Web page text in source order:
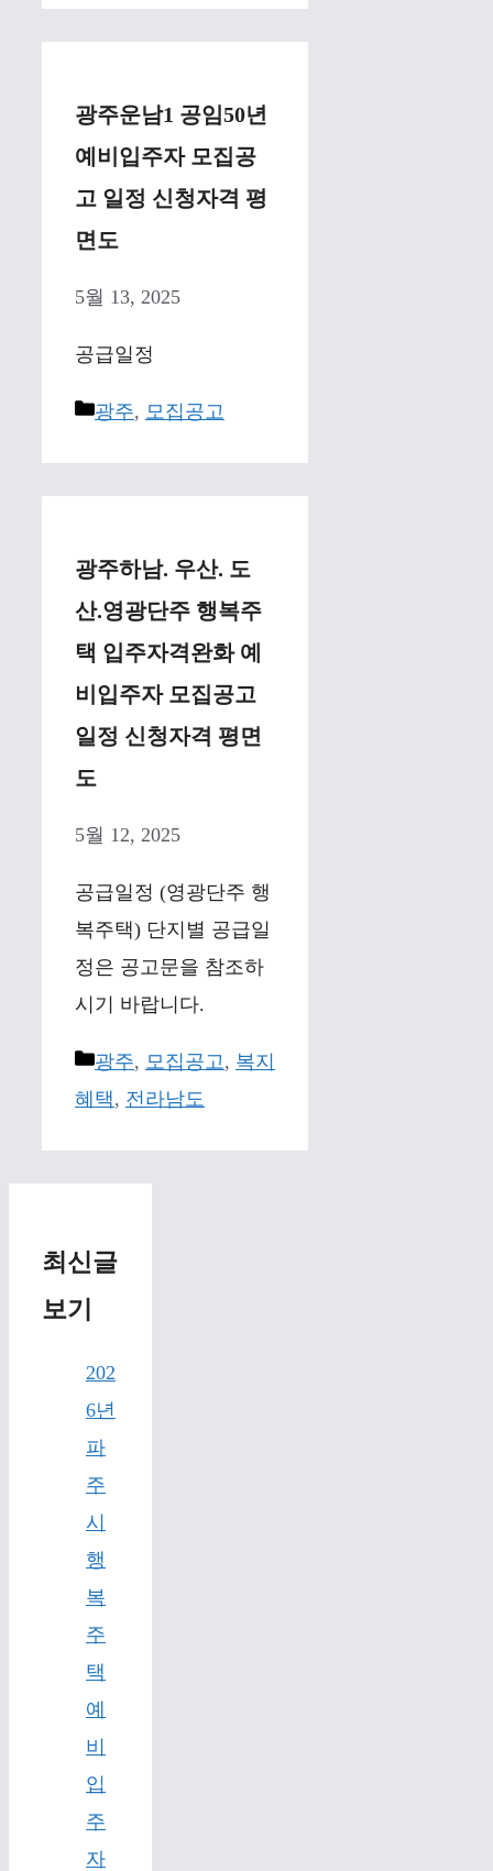
광주운남1 공임50년
예비입주자 모집공
고 일정 신청자격 평
면도
5월 13, 2025
공급일정
Categories
광주, 모집공고
광주하남. 우산. 도
산.영광단주 행복주
택 입주자격완화 예
비입주자 모집공고
일정 신청자격 평면
도
5월 12, 2025
공급일정 (영광단주 행
복주택) 단지별 공급일
정은 공고문을 참조하
시기 바랍니다.
Categories
광주, 모집공고, 복지
혜택, 전라남도
최신글
보기
202
6년
파
주
시
행
복
주
택
예
비
입
주
자